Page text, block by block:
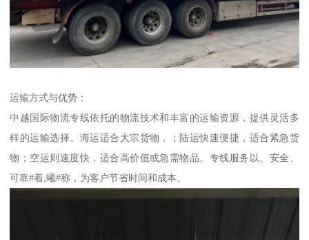
运输方式与优势：
中越国际物流专线依托的物流技术和丰富的运输资源，提供灵活多
样的运输选择。海运适合大宗货物，；陆运快速便捷，适合紧急货
物；空运则速度快，适合高价值或急需物品。专线服务以、安全、
可靠#着,曦#称，为客户节省时间和成本。